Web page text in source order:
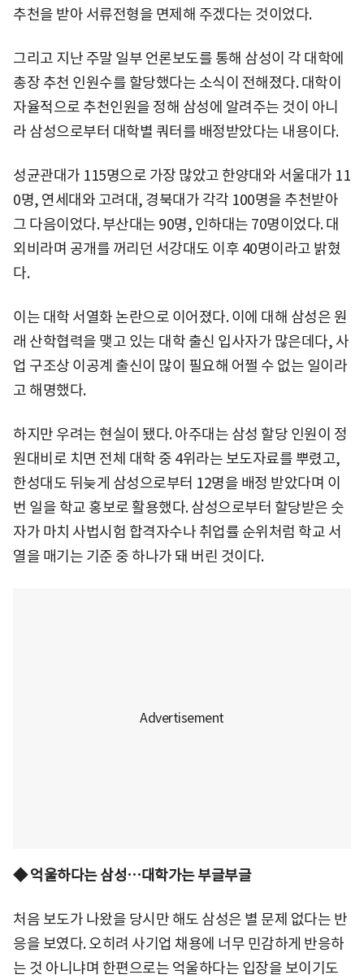
추천을 받아 서류전형을 면제해 주겠다는 것이었다.
그리고 지난 주말 일부 언론보도를 통해 삼성이 각 대학에
총장 추천 인원수를 할당했다는 소식이 전해졌다. 대학이
자율적으로 추천인원을 정해 삼성에 알려주는 것이 아니
라 삼성으로부터 대학별 쿼터를 배정받았다는 내용이다.
성균관대가 115명으로 가장 많았고 한양대와 서울대가 11
0명, 연세대와 고려대, 경북대가 각각 100명을 추천받아
그 다음이었다. 부산대는 90명, 인하대는 70명이었다. 대
외비라며 공개를 꺼리던 서강대도 이후 40명이라고 밝혔
다.
이는 대학 서열화 논란으로 이어졌다. 이에 대해 삼성은 원
래 산학협력을 맺고 있는 대학 출신 입사자가 많은데다, 사
업 구조상 이공계 출신이 많이 필요해 어쩔 수 없는 일이라
고 해명했다.
하지만 우려는 현실이 됐다. 아주대는 삼성 할당 인원이 정
원대비로 치면 전체 대학 중 4위라는 보도자료를 뿌렸고,
한성대도 뒤늦게 삼성으로부터 12명을 배정 받았다며 이
번 일을 학교 홍보로 활용했다. 삼성으로부터 할당받은 숫
자가 마치 사법시험 합격자수나 취업률 순위처럼 학교 서
열을 매기는 기준 중 하나가 돼 버린 것이다.
◆ 억울하다는 삼성…대학가는 부글부글
처음 보도가 나왔을 당시만 해도 삼성은 별 문제 없다는 반
응을 보였다. 오히려 사기업 채용에 너무 민감하게 반응하
는 것 아니냐며 한편으로는 억울하다는 입장을 보이기도